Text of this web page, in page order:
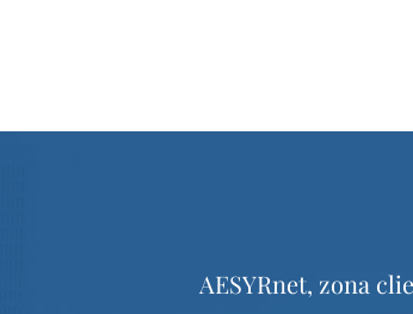
AESYRnet, zona